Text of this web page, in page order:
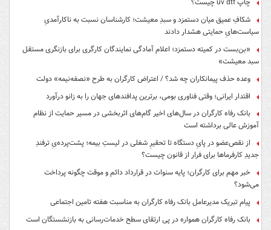
چاپ uv dtf چیست؟
شکافِ عمیق میان دستمزد و سبدِ معیشت؛ کارشناسان نسبت به ناکارآمدیِ
سیاست‌هایِ حمایتی هشدار دادند
«بن‌بست در کمیته دستمزد؛ اعلام آمادگی نمایندگان کارگری برای بازنگری مستقل
سبد معیشت»
وعده حذف پیمانکاران چه شد؟ / اعتراض کارگران به طرح «نصفه‌نیمه» دولت
اقتدار ایرانی؛ وقتی فناوری بومی، برترین پدافندهای جهان را به زانو درآورد
بانک رفاه کارگران در سال‌های اخیر گام‌های اثربخشی در مسیر حمایت از نظام
آموزش عالی برداشته است
از نقص‌عضو در پایِ دستگاه تا تحقیرِ شغلی در لیستِ بیمه؛ پشت‌پرده‌یِ ترفندِ
جدیدِ کارفرماها برای فرار از قانون چیست؟
خبر مهم برای کارگران؛ پایه سنوات در قرارداد دائم و موقت چگونه پرداخت
می‌شود؟
پیام تبریک مدیرعامل بانک رفاه کارگران به مناسبت هفته تامین اجتماعی
بانک رفاه کارگران همواره در پی ارتقای سطح خدمات‌رسانی به بازنشستگان است